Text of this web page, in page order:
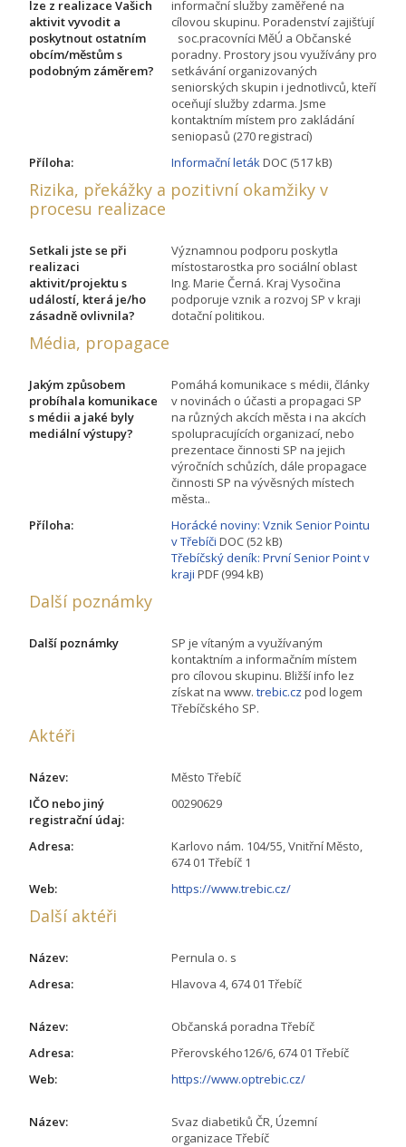
lze z realizace Vašich
aktivit vyvodit a
poskytnout ostatním
obcím/městům s
podobným záměrem?
informační služby zaměřené na
cílovou skupinu. Poradenství zajišťují
soc.pracovníci MěÚ a Občanské
poradny. Prostory jsou využívány pro
setkávání organizovaných
seniorských skupin i jednotlivců, kteří
oceňují služby zdarma. Jsme
kontaktním místem pro zakládání
seniopasů (270 registrací)
Příloha:
Informační leták DOC (517 kB)
Rizika, překážky a pozitivní okamžiky v
procesu realizace
Setkali jste se při
realizaci
aktivit/projektu s
událostí, která je/ho
zásadně ovlivnila?
Významnou podporu poskytla
místostarostka pro sociální oblast
Ing. Marie Černá. Kraj Vysočina
podporuje vznik a rozvoj SP v kraji
dotační politikou.
Média, propagace
Jakým způsobem
probíhala komunikace
s médii a jaké byly
mediální výstupy?
Pomáhá komunikace s médii, články
v novinách o účasti a propagaci SP
na různých akcích města i na akcích
spolupracujících organizací, nebo
prezentace činnosti SP na jejich
výročních schůzích, dále propagace
činnosti SP na vývěsných místech
města..
Příloha:
Horácké noviny: Vznik Senior Pointu
v Třebíči DOC (52 kB)
Třebíčský deník: První Senior Point v
kraji PDF (994 kB)
Další poznámky
Další poznámky
SP je vítaným a využívaným
kontaktním a informačním místem
pro cílovou skupinu. Bližší info lez
získat na www. trebic.cz pod logem
Třebíčského SP.
Aktéři
Název:
Město Třebíč
IČO nebo jiný
registrační údaj:
00290629
Adresa:
Karlovo nám. 104/55, Vnitřní Město,
674 01 Třebíč 1
Web:
https://www.trebic.cz/
Další aktéři
Název:
Pernula o. s
Adresa:
Hlavova 4, 674 01 Třebíč
Název:
Občanská poradna Třebíč
Adresa:
Přerovského126/6, 674 01 Třebíč
Web:
https://www.optrebic.cz/
Název:
Svaz diabetiků ČR, Územní
organizace Třebíč